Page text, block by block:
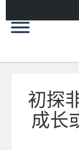
初探
成长